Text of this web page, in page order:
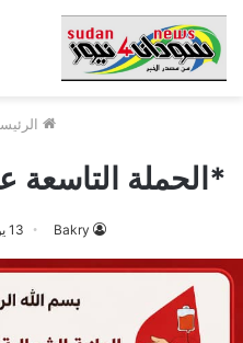
*الحملة التاسعة
Bakry 13 يونيو، 2026